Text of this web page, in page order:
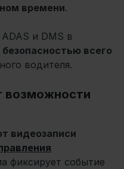
времени.
и DMS в
всего
водителя.
возможности
видеозаписи
фиксирует событие